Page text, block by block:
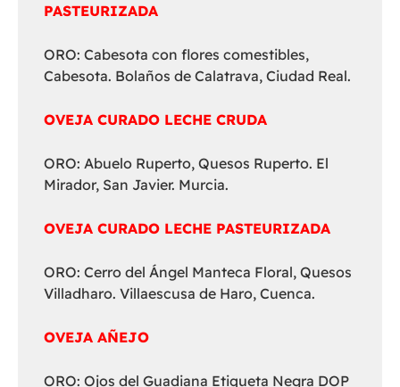
PASTEURIZADA
ORO: Cabesota con flores comestibles,
Cabesota. Bolaños de Calatrava, Ciudad Real.
OVEJA CURADO LECHE CRUDA
ORO: Abuelo Ruperto, Quesos Ruperto. El
Mirador, San Javier. Murcia.
OVEJA CURADO LECHE PASTEURIZADA
ORO: Cerro del Ángel Manteca Floral, Quesos
Villadharo. Villaescusa de Haro, Cuenca.
OVEJA AÑEJO
ORO: Ojos del Guadiana Etiqueta Negra DOP